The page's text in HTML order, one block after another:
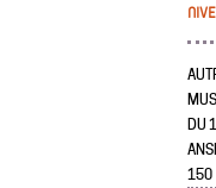
DU
150